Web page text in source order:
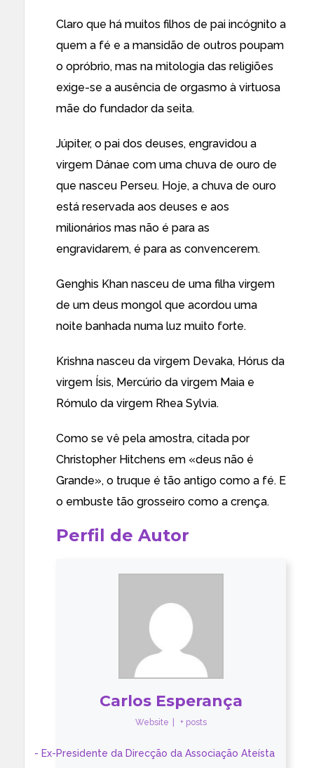
Claro que há muitos filhos de pai incógnito a
quem a fé e a mansidão de outros poupam
o opróbrio, mas na mitologia das religiões
exige-se a ausência de orgasmo à virtuosa
mãe do fundador da seita.
Júpiter, o pai dos deuses, engravidou a
virgem Dánae com uma chuva de ouro de
que nasceu Perseu. Hoje, a chuva de ouro
está reservada aos deuses e aos
milionários mas não é para as
engravidarem, é para as convencerem.
Genghis Khan nasceu de uma filha virgem
de um deus mongol que acordou uma
noite banhada numa luz muito forte.
Krishna nasceu da virgem Devaka, Hórus da
virgem Ísis, Mercúrio da virgem Maia e
Rómulo da virgem Rhea Sylvia.
Como se vê pela amostra, citada por
Christopher Hitchens em «deus não é
Grande», o truque é tão antigo como a fé. E
o embuste tão grosseiro como a crença.
Perfil de Autor
Carlos Esperança
Website + posts
- Ex-Presidente da Direcção da Associação Ateísta